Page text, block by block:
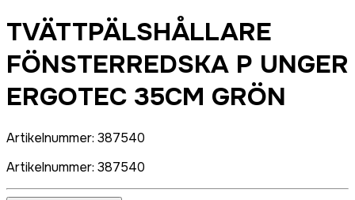
TVÄTTPÄLSHÅLLARE
FÖNSTERREDSKA P UNGER
ERGOTEC 35CM GRÖN
Artikelnummer: 387540
Artikelnummer: 387540